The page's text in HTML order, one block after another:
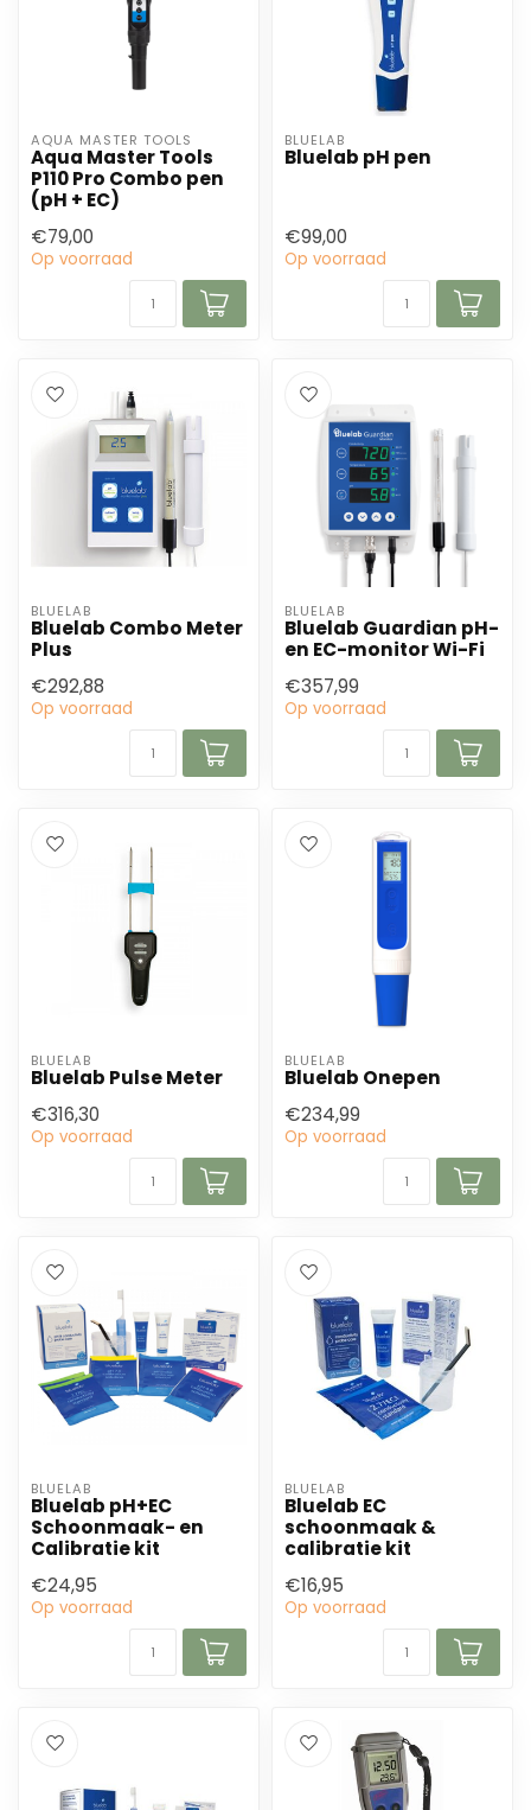
AQUA MASTER TOOLS
Aqua Master Tools
P110 Pro Combo pen
(pH + EC)
€79,00
Op voorraad
BLUELAB
Bluelab pH pen
€99,00
Op voorraad
BLUELAB
Bluelab Combo Meter
Plus
€292,88
Op voorraad
BLUELAB
Bluelab Guardian pH-
en EC-monitor Wi-Fi
€357,99
Op voorraad
BLUELAB
Bluelab Pulse Meter
€316,30
Op voorraad
BLUELAB
Bluelab Onepen
€234,99
Op voorraad
BLUELAB
Bluelab pH+EC
Schoonmaak- en
Calibratie kit
€24,95
Op voorraad
BLUELAB
Bluelab EC
schoonmaak &
calibratie kit
€16,95
Op voorraad